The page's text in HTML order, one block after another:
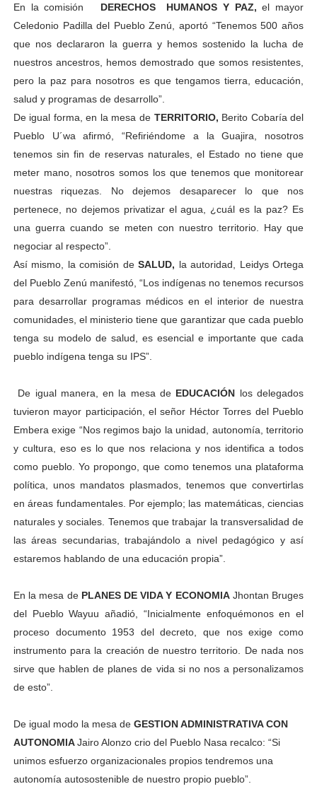
En la comisión DERECHOS HUMANOS Y PAZ, el mayor
Celedonio Padilla del Pueblo Zenú, aportó “Tenemos 500 años
que nos declararon la guerra y hemos sostenido la lucha de
nuestros ancestros, hemos demostrado que somos resistentes,
pero la paz para nosotros es que tengamos tierra, educación,
salud y programas de desarrollo”.
De igual forma, en la mesa de TERRITORIO, Berito Cobaría del
Pueblo U´wa afirmó, “Refiriéndome a la Guajira, nosotros
tenemos sin fin de reservas naturales, el Estado no tiene que
meter mano, nosotros somos los que tenemos que monitorear
nuestras riquezas. No dejemos desaparecer lo que nos
pertenece, no dejemos privatizar el agua, ¿cuál es la paz? Es
una guerra cuando se meten con nuestro territorio. Hay que
negociar al respecto”.
Así mismo, la comisión deSALUD, la autoridad, Leidys Ortega
del Pueblo Zenú manifestó, “Los indígenas no tenemos recursos
para desarrollar programas médicos en el interior de nuestra
comunidades, el ministerio tiene que garantizar que cada pueblo
tenga su modelo de salud, es esencial e importante que cada
pueblo indígena tenga su IPS”.
De igual manera, en la mesa de EDUCACIÓN los delegados
tuvieron mayor participación, el señor Héctor Torres del Pueblo
Embera exige “Nos regimos bajo la unidad, autonomía, territorio
y cultura, eso es lo que nos relaciona y nos identifica a todos
como pueblo. Yo propongo, que como tenemos una plataforma
política, unos mandatos plasmados, tenemos que convertirlas
en áreas fundamentales. Por ejemplo; las matemáticas, ciencias
naturales y sociales. Tenemos que trabajar la transversalidad de
las áreas secundarias, trabajándolo a nivel pedagógico y así
estaremos hablando de una educación propia”.
En la mesa de PLANES DE VIDA Y ECONOMIAJhontan Bruges
del Pueblo Wayuu añadió, “Inicialmente enfoquémonos en el
proceso documento 1953 del decreto, que nos exige como
instrumento para la creación de nuestro territorio. De nada nos
sirve que hablen de planes de vida si no nos a personalizamos
de esto”.
De igual modo la mesa de GESTION ADMINISTRATIVA CON
AUTONOMIAJairo Alonzo crio del Pueblo Nasa recalco: “Si
unimos esfuerzo organizacionales propios tendremos una
autonomía autosostenible de nuestro propio pueblo”.